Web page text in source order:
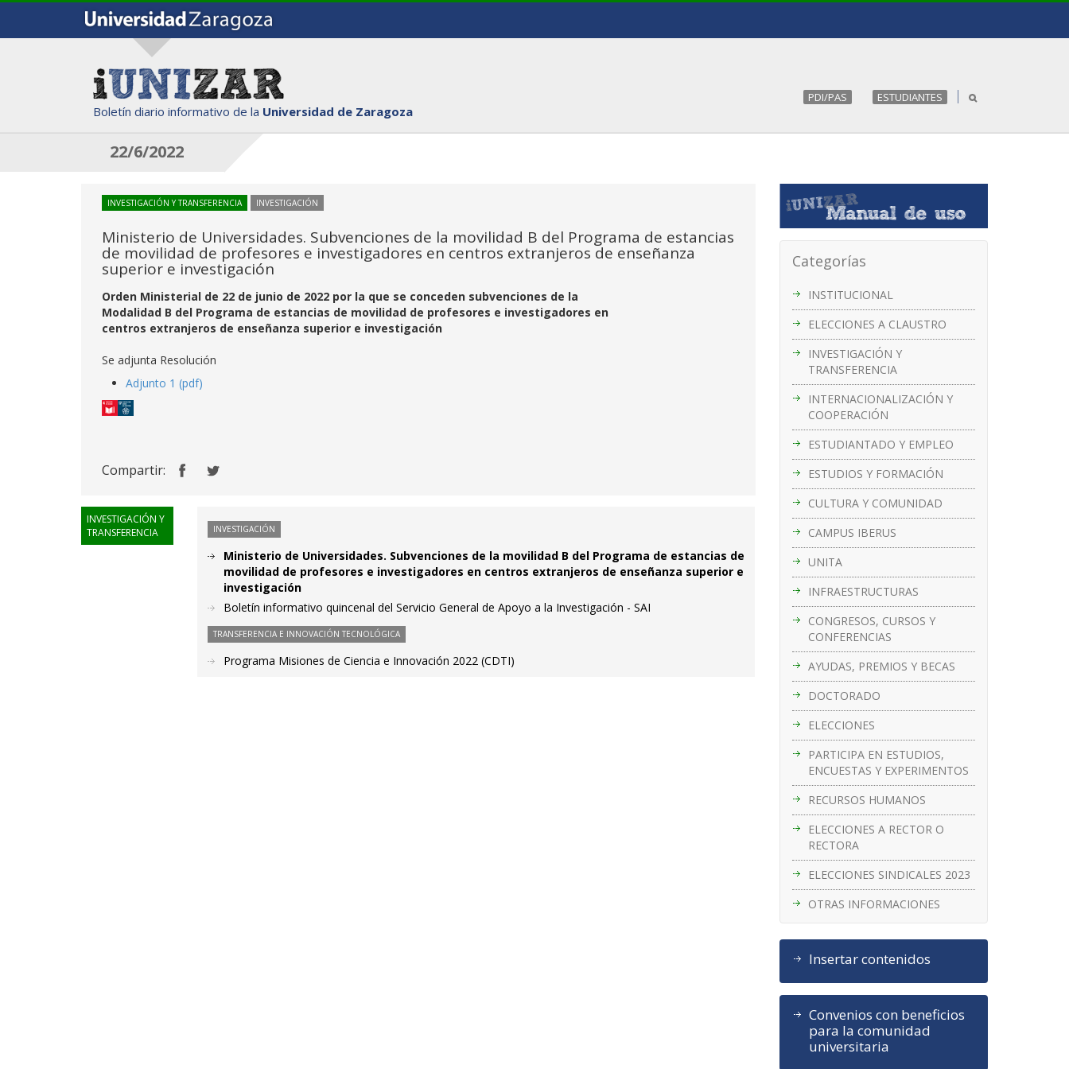
Boletín diario informativo de la Universidad de Zaragoza
PDI/PAS ESTUDIANTES
22/6/2022
Categorías
INSTITUCIONAL
ELECCIONES A CLAUSTRO
INVESTIGACIÓN Y
TRANSFERENCIA
INTERNACIONALIZACIÓN Y
COOPERACIÓN
ESTUDIANTADO Y EMPLEO
ESTUDIOS Y FORMACIÓN
CULTURA Y COMUNIDAD
CAMPUS IBERUS
UNITA
INFRAESTRUCTURAS
CONGRESOS, CURSOS Y
CONFERENCIAS
AYUDAS, PREMIOS Y BECAS
DOCTORADO
ELECCIONES
PARTICIPA EN ESTUDIOS,
ENCUESTAS Y EXPERIMENTOS
RECURSOS HUMANOS
ELECCIONES A RECTOR O
RECTORA
ELECCIONES SINDICALES 2023
OTRAS INFORMACIONES
Insertar contenidos
Convenios con beneficios
para la comunidad
universitaria
INVESTIGACIÓN Y TRANSFERENCIA INVESTIGACIÓN
Ministerio de Universidades. Subvenciones de la movilidad B del Programa de estancias
de movilidad de profesores e investigadores en centros extranjeros de enseñanza
superior e investigación
Orden Ministerial de 22 de junio de 2022 por la que se conceden subvenciones de la
Modalidad B del Programa de estancias de movilidad de profesores e investigadores en
centros extranjeros de enseñanza superior e investigación
Se adjunta Resolución
Adjunto 1 (pdf)
Compartir:
INVESTIGACIÓN Y
TRANSFERENCIA
INVESTIGACIÓN
Ministerio de Universidades. Subvenciones de la movilidad B del Programa de estancias de
movilidad de profesores e investigadores en centros extranjeros de enseñanza superior e
investigación
Boletín informativo quincenal del Servicio General de Apoyo a la Investigación - SAI
TRANSFERENCIA E INNOVACIÓN TECNOLÓGICA
Programa Misiones de Ciencia e Innovación 2022 (CDTI)